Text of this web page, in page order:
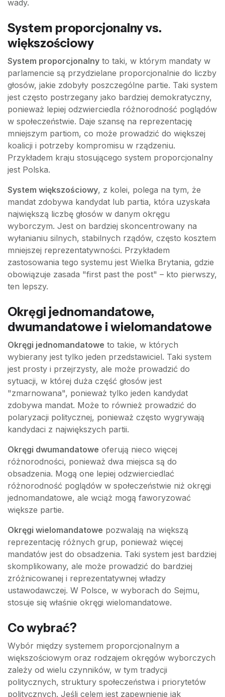
wady.
System proporcjonalny vs.
większościowy
System proporcjonalny to taki, w którym mandaty w
parlamencie są przydzielane proporcjonalnie do liczby
głosów, jakie zdobyły poszczególne partie. Taki system
jest często postrzegany jako bardziej demokratyczny,
ponieważ lepiej odzwierciedla różnorodność poglądów
w społeczeństwie. Daje szansę na reprezentację
mniejszym partiom, co może prowadzić do większej
koalicji i potrzeby kompromisu w rządzeniu.
Przykładem kraju stosującego system proporcjonalny
jest Polska.
System większościowy, z kolei, polega na tym, że
mandat zdobywa kandydat lub partia, która uzyskała
największą liczbę głosów w danym okręgu
wyborczym. Jest on bardziej skoncentrowany na
wyłanianiu silnych, stabilnych rządów, często kosztem
mniejszej reprezentatywności. Przykładem
zastosowania tego systemu jest Wielka Brytania, gdzie
obowiązuje zasada "first past the post" – kto pierwszy,
ten lepszy.
Okręgi jednomandatowe,
dwumandatowe i wielomandatowe
Okręgi jednomandatowe to takie, w których
wybierany jest tylko jeden przedstawiciel. Taki system
jest prosty i przejrzysty, ale może prowadzić do
sytuacji, w której duża część głosów jest
"zmarnowana", ponieważ tylko jeden kandydat
zdobywa mandat. Może to również prowadzić do
polaryzacji politycznej, ponieważ często wygrywają
kandydaci z największych partii.
Okręgi dwumandatowe oferują nieco więcej
różnorodności, ponieważ dwa miejsca są do
obsadzenia. Mogą one lepiej odzwierciedlać
różnorodność poglądów w społeczeństwie niż okręgi
jednomandatowe, ale wciąż mogą faworyzować
większe partie.
Okręgi wielomandatowe pozwalają na większą
reprezentację różnych grup, ponieważ więcej
mandatów jest do obsadzenia. Taki system jest bardziej
skomplikowany, ale może prowadzić do bardziej
zróżnicowanej i reprezentatywnej władzy
ustawodawczej. W Polsce, w wyborach do Sejmu,
stosuje się właśnie okręgi wielomandatowe.
Co wybrać?
Wybór między systemem proporcjonalnym a
większościowym oraz rodzajem okręgów wyborczych
zależy od wielu czynników, w tym tradycji
politycznych, struktury społeczeństwa i priorytetów
politycznych. Jeśli celem jest zapewnienie jak